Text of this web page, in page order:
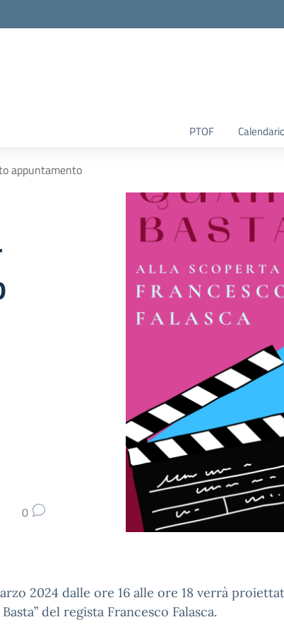
PTOF
appuntamento
0
2024 dalle ore 16 alle ore 18 verrà
del regista Francesco Falasca.